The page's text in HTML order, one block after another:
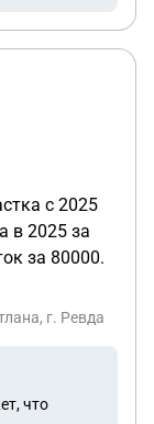
случае,
с 2025
в 2025 за
за 80000.
г. Ревда
что